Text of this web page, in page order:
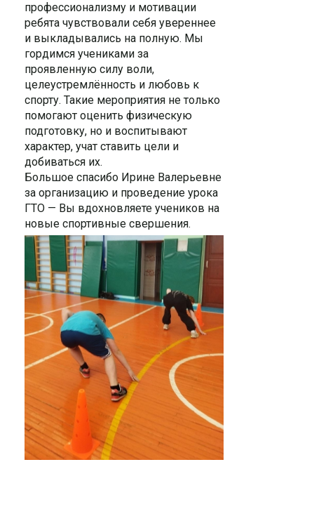
профессионализму и мотивации
ребята чувствовали себя увереннее
и выкладывались на полную. Мы
гордимся учениками за
проявленную силу воли,
целеустремлённость и любовь к
спорту. Такие мероприятия не только
помогают оценить физическую
подготовку, но и воспитывают
характер, учат ставить цели и
добиваться их.
Большое спасибо Ирине Валерьевне
за организацию и проведение урока
ГТО — Вы вдохновляете учеников на
новые спортивные свершения.